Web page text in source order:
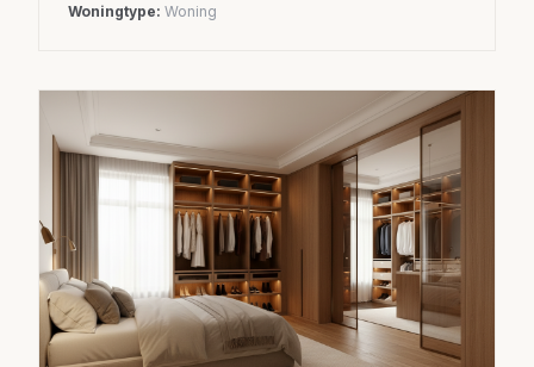
Woningtype: Woning